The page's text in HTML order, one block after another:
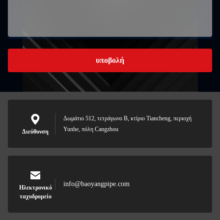
υποβολή
Διεύθυνση
Δωμάτιο 512, τετράγωνο Β, κτίριο Tiancheng, περιοχή
Yunhe, πόλη Cangzhou
Ηλεκτρονικό
ταχυδρομείο
info@baoyangpipe.com